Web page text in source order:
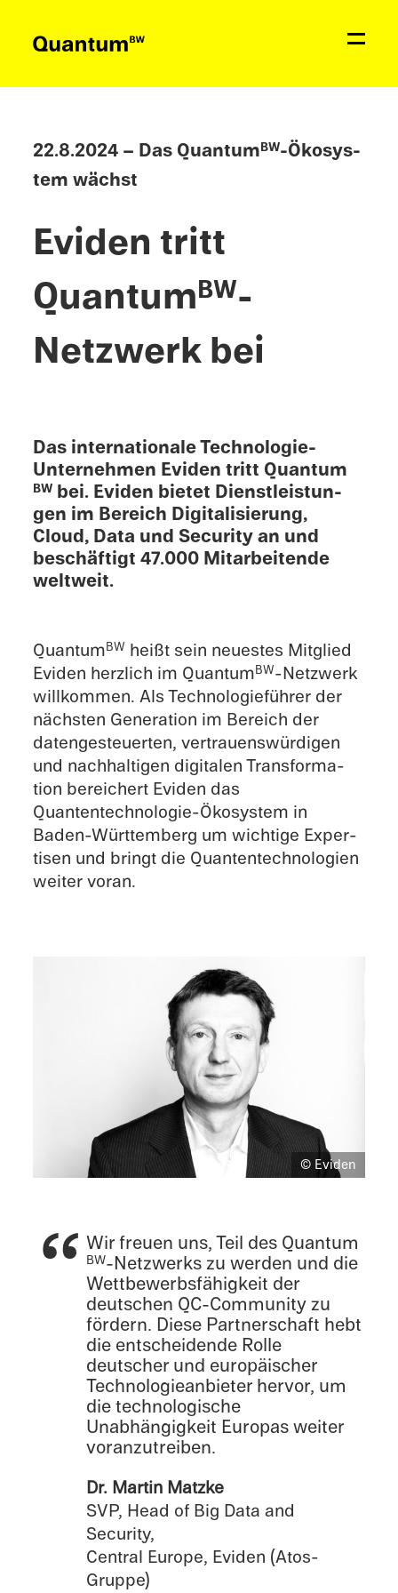
Netzwerk
QuantumBW
Kontakt
22.8.2024 – Das QuantumBW-Ökosys­
tem wächst
Eviden tritt
QuantumBW-
Netzw­erk bei
Das inter­na­tionale Technologie-
Unternehmen Eviden tritt Quantum
BW bei. Eviden bietet Dienstleis­tun­
gen im Bereich Digital­isierung,
Cloud, Data und Security an und
beschäftigt 47.000 Mitar­bei­t­ende
weltweit.
QuantumBW heißt sein neuestes Mitglied
Eviden herzlich im QuantumBW-Netzw­erk
willkom­men. Als Technolo­gieführer der
nächsten Gener­a­tion im Bereich der
datenges­teuerten, vertrauenswürdi­gen
und nachhalti­gen digitalen Trans­for­ma­
tion bereichert Eviden das
Quantentechnologie-Ökosystem in
Baden-Württemberg um wichtige Exper­
tisen und bringt die Quanten­technologien
weiter voran.
Wir freuen uns, Teil des Quantum
BW-Netzw­erks zu werden und die
Wettbe­werb­s­fähigkeit der
deutschen QC-Community zu
fördern. Diese Partner­schaft hebt
die entschei­dende Rolle
deutscher und europäis­cher
Technolo­giean­bi­eter hervor, um
die technol­o­gis­che
Unabhängigkeit Europas weiter
voranzutreiben.
Dr. Martin Matzke
SVP, Head of Big Data and
Security,
Central Europe, Eviden (Atos-
Gruppe)
© Eviden